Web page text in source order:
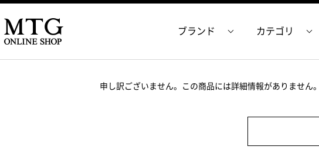
ブランド カテゴリ
申し訳ございません。この商品には詳細情報がありません。